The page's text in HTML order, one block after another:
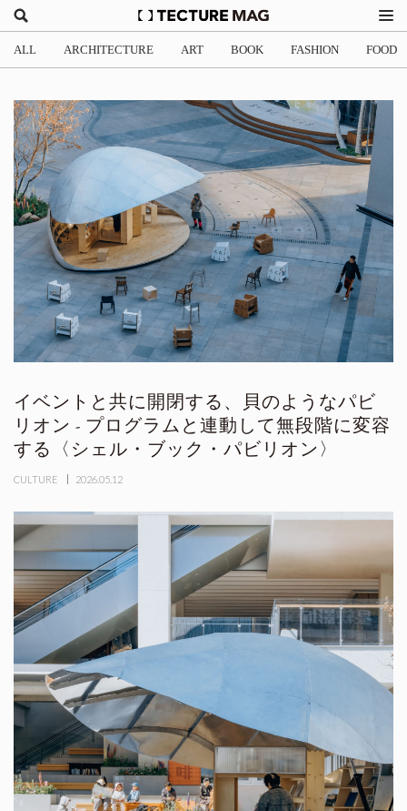
ALL ARCHITECTURE ART BOOK FASHION FOOD
イベントと共に開閉する、貝のようなパビ
リオン - プログラムと連動して無段階に変容
する〈シェル・ブック・パビリオン〉
CULTURE 2026.05.12